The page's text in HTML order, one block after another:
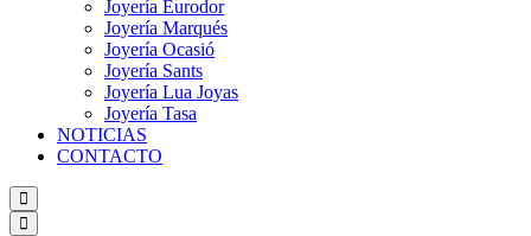
Joyería Eurodor
Joyería Marqués
Joyería Ocasió
Joyería Sants
Joyería Lua Joyas
Joyería Tasa
NOTICIAS
CONTACTO